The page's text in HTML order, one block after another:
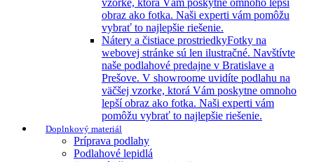
vzorke, ktorá Vám poskytne omnoho lepší
obraz ako fotka. Naši experti vám pomôžu
vybrať to najlepšie riešenie.
Nátery a čistiace prostriedkyFotky na
webovej stránke sú len ilustračné. Navštívte
naše podlahové predajne v Bratislave a
Prešove. V showroome uvidíte podlahu na
väčšej vzorke, ktorá Vám poskytne omnoho
lepší obraz ako fotka. Naši experti vám
pomôžu vybrať to najlepšie riešenie.
Doplnkový materiál
Príprava podlahy
Podlahové lepidlá